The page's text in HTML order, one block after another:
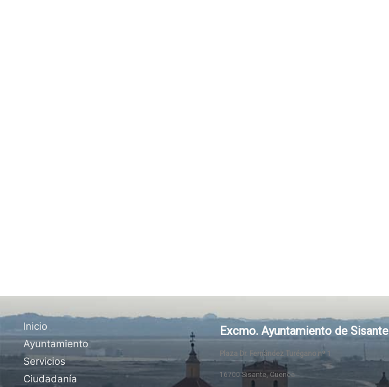
Inicio
Ayuntamiento
Servicios
Ciudadanía
Excmo. Ayuntamiento de Sisante
Plaza Dr. Fernández Turégano nº 1
16700 Sisante, Cuenca